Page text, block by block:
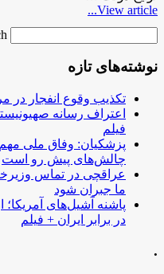
View article...
نوشته‌های تازه
تکذیب وقوع انفجار در
اعتراف رسانه
فیلم
پزشکیان: وفاق ملی
چالش‌های پیش رو است
عراقچی در تماس
ما جبران شود
پاشنه آشیل‌های
در برابر ایران + فیلم
.